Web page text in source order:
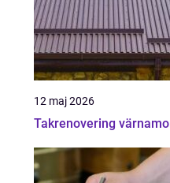
12 maj 2026
Takrenovering värnamo